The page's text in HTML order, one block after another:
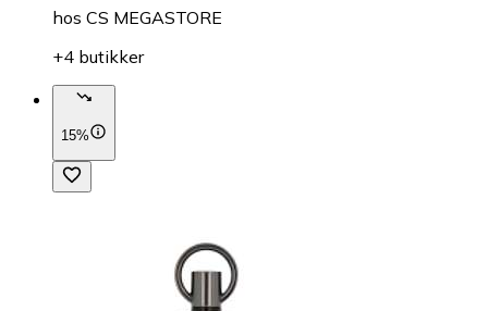
hos CS MEGASTORE
+4 butikker
15%